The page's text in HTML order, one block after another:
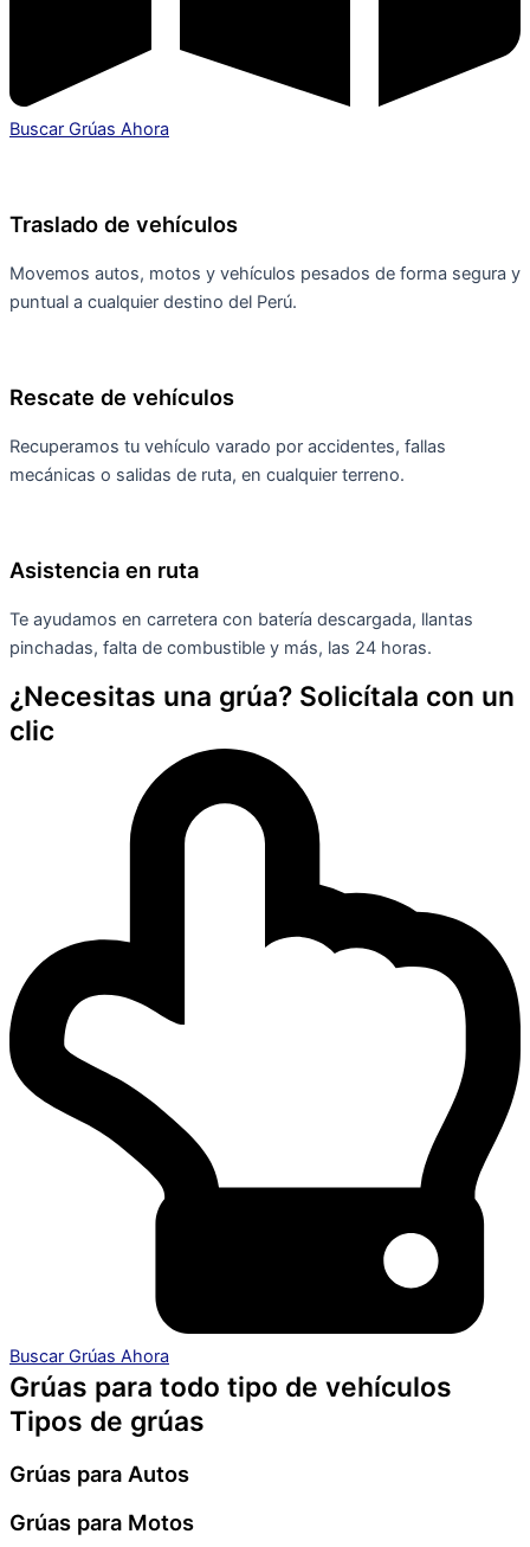
Buscar Grúas Ahora
Traslado de vehículos
Movemos autos, motos y vehículos pesados de forma segura y
puntual a cualquier destino del Perú.
Rescate de vehículos
Recuperamos tu vehículo varado por accidentes, fallas
mecánicas o salidas de ruta, en cualquier terreno.
Asistencia en ruta
Te ayudamos en carretera con batería descargada, llantas
pinchadas, falta de combustible y más, las 24 horas.
¿Necesitas una grúa? Solicítala con un
clic
Buscar Grúas Ahora
Grúas para todo tipo de vehículos
Tipos de grúas
Grúas para Autos
Grúas para Motos